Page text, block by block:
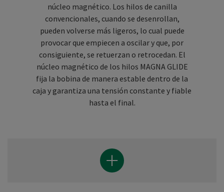
núcleo magnético. Los hilos de canilla
convencionales, cuando se desenrollan,
pueden volverse más ligeros, lo cual puede
provocar que empiecen a oscilar y que, por
consiguiente, se retuerzan o retrocedan. El
núcleo magnético de los hilos MAGNA GLIDE
fija la bobina de manera estable dentro de la
caja y garantiza una tensión constante y fiable
hasta el final.